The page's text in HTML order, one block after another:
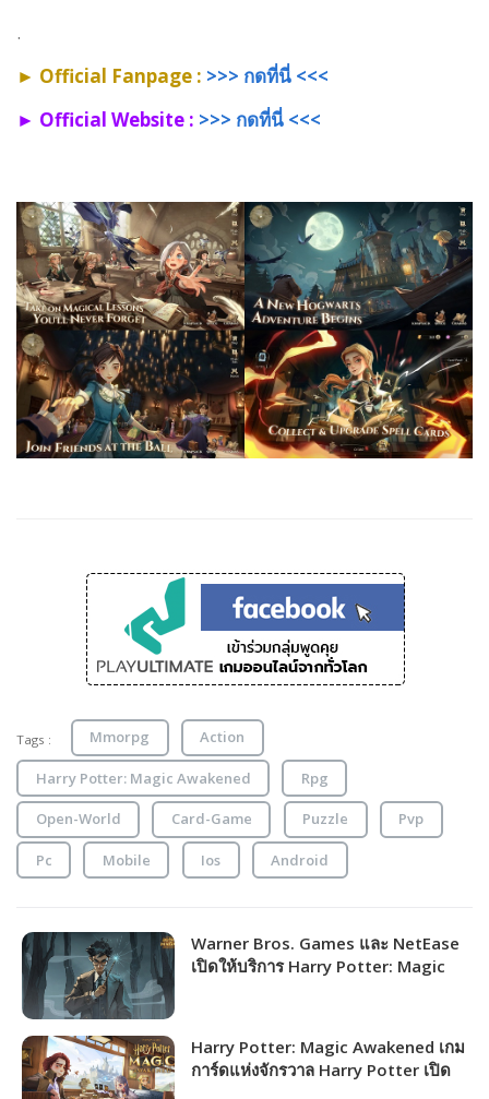
.
► Official Fanpage : >>> กดที่นี่ <<<
► Official Website : >>> กดที่นี่ <<<
Tags : Mmorpg Action
Harry Potter: Magic Awakened Rpg
Open-World Card-Game Puzzle Pvp
Pc Mobile Ios Android
Warner Bros. Games และ NetEase
เปิดให้บริการ Harry Potter: Magic
Harry Potter: Magic Awakened เกม
การ์ดแห่งจักรวาล Harry Potter เปิด